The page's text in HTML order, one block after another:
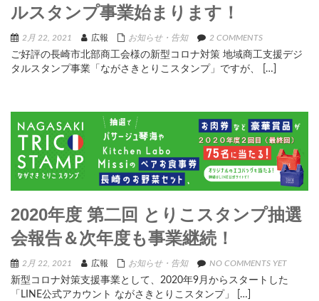
ルスタンプ事業始まります！
2月 22, 2021 広報 お知らせ・告知 2 COMMENTS
ご好評の長崎市北部商工会様の新型コロナ対策 地域商工支援デジ
タルスタンプ事業「ながさきとりこスタンプ」ですが、 […]
2020年度 第二回 とりこスタンプ抽選
会報告＆次年度も事業継続！
2月 22, 2021 広報 お知らせ・告知 NO COMMENTS YET
新型コロナ対策支援事業として、2020年9月からスタートした
「LINE公式アカウント ながさきとりこスタンプ」 […]